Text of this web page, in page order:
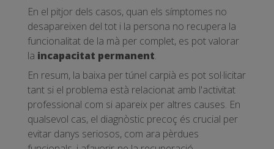
En el pitjor dels casos, quan els símptomes no
desapareixen del tot i la persona no recupera la
funcionalitat de la mà per complet, es pot valorar
la incapacitat permanent.
En resum, la baixa per túnel carpià es pot sol·licitar
tant si el problema està relacionat amb l'activitat
professional com si apareix per altres causes. En
qualsevol cas, el diagnòstic precoç és crucial per
evitar danys seriosos, com ara pèrdues